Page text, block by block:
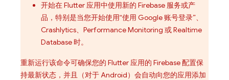
开始在 Flutter 应用中使用新的 Firebase 服务或产
品，特别是当您开始使用“使用 Google 账号登录”、
Crashlytics、 Performance Monitoring 或Realtime
Database 时。
重新运行该命令可确保您的 Flutter 应用的 Firebase 配置保
持最新状态，并且（对于 Android）会自动向您的应用添加